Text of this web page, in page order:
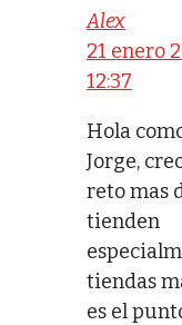
Alex
21 enero
12:37
Hola
Jorge,
reto mas
tienden
tiendas
es el